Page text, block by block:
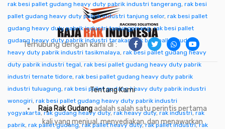
rak besi pallet gudang heavy duty pabrik industri tangerang, rak besi
pallet gudang heavy duty pabrik industri tanjung selor, rak besi pallet
gudang heavy duty pabrik industri tanjungpinang,rak besi pallet
gudang heavy duty pabrik industri tarakan, rak besi pallet gudang
heavy duty pabrik industri tasikmalaya, rak besi pallet gudang heavy
duty pabrik industri tegal, rak besi pallet gudang heavy duty pabrik
industri ternate tidore, rak besi pallet gudang heavy duty pabrik
industri tuluagung, rak besi pallet gudang heavy duty pabrik industri
wonogiri, rak besi pallet gudang heavy duty pabrik industri
yogyakarta,rak gudang heavy duty,rak heavy duty,rak industri,rak
pabrik, rak pallet gudang,rak pallet heavy duty,rak pallet industri,rak
Terhubung dengan kami di :
Tentang Kami
Raja Rak Gudangadalah salah satu perintis pertama
kali yang menjual, menyediakan, dan menawarkan